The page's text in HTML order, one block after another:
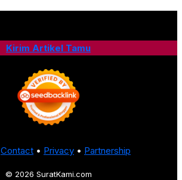
Kirim Artikel Tamu
Contact • Privacy • Partnership
© 2026 SuratKami.com